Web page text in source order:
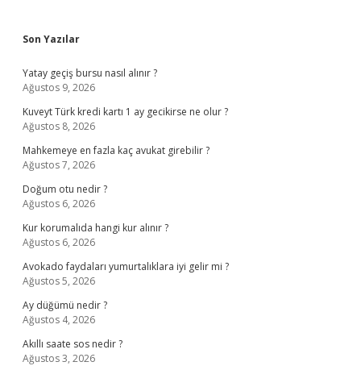
Sidebar
Son Yazılar
Yatay geçiş bursu nasıl alınır ?
Ağustos 9, 2026
Kuveyt Türk kredi kartı 1 ay gecikirse ne olur ?
Ağustos 8, 2026
Mahkemeye en fazla kaç avukat girebilir ?
Ağustos 7, 2026
Doğum otu nedir ?
Ağustos 6, 2026
Kur korumalıda hangi kur alınır ?
Ağustos 6, 2026
Avokado faydaları yumurtalıklara iyi gelir mi ?
Ağustos 5, 2026
Ay düğümü nedir ?
Ağustos 4, 2026
Akıllı saate sos nedir ?
Ağustos 3, 2026